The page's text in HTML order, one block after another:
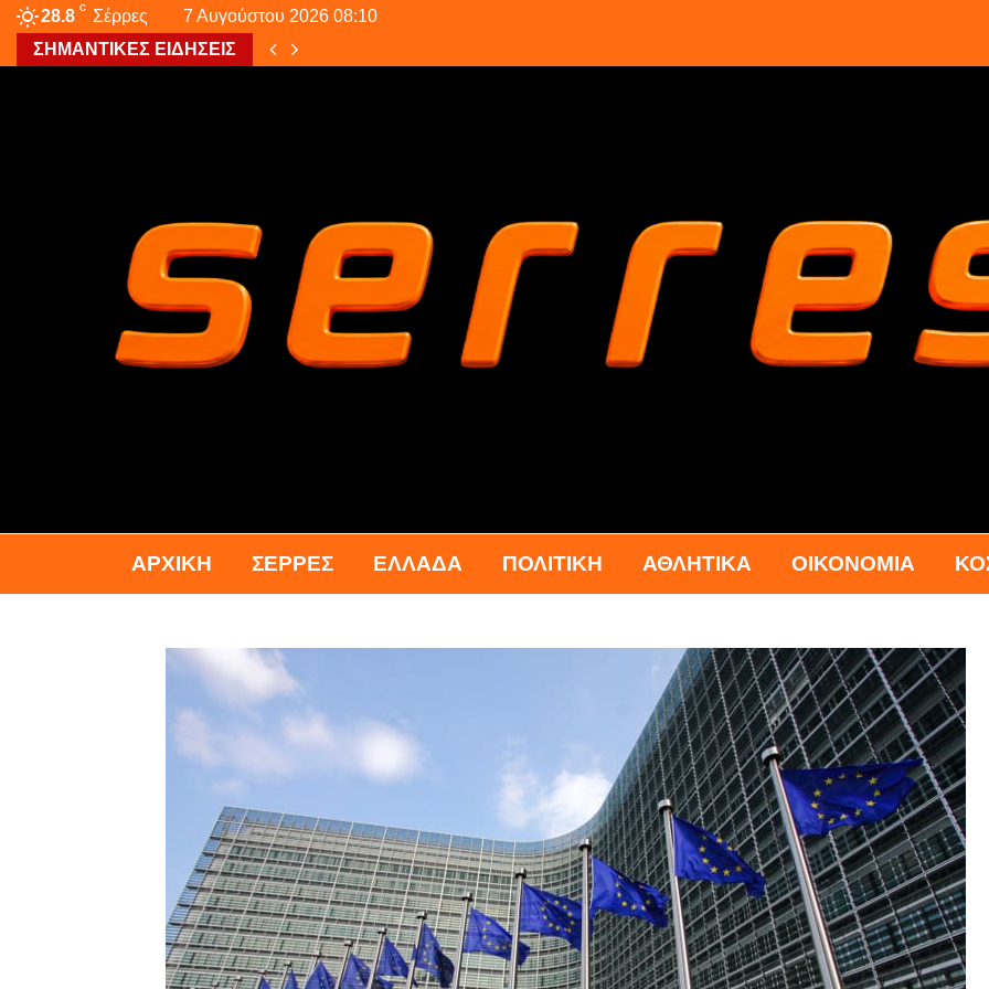
28.8 C Σέρρες
7 Αυγούστου 2026 08:10
ΣΗΜΑΝΤΙΚΕΣ ΕΙΔΗΣΕΙΣ
ΑΡΧΙΚΉ ΣΕΡΡΕΣ ΕΛΛΑΔΑ ΠΟΛΙΤΙΚΗ ΑΘΛΗΤΙΚΑ ΟΙΚΟΝΟΜΙΑ